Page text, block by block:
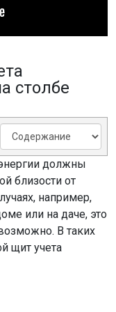
столбе
должны
близости от
например,
или на даче, это
В таких
щит учета